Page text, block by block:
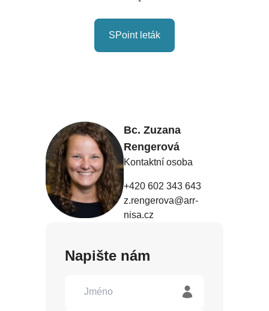
SPoint leták
Bc. Zuzana
Rengerová
Kontaktní osoba
+420 602 343 643
z.rengerova@arr-
nisa.cz
Napište nám